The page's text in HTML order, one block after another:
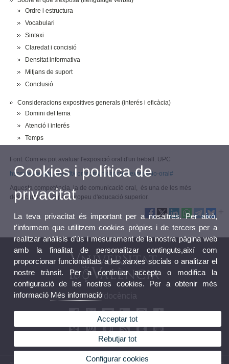
Ordre i estructura
Vocabulari
Sintaxi
Claredat i concisió
Densitat informativa
Mitjans de suport
Conclusió
Consideracions expositives generals (interés i eficàcia)
Domini del tema
Atenció i interés
Temps
Font: Com es pot avaluar l'exposició oral d'un treball. UPC
https://www.upc.edu/slt/comcomunicar/curs/expressio-oral#
Aquesta competència, la de comunicació oral, és una de les més
destacades a l'espai europeu d'educació superior.
UVdocència
Cookies i política de
privacitat
La teva privacitat és important per a nosaltres. Per això,
t'informem que utilitzem cookies pròpies i de tercers per a
realitzar anàlisis d'ús i mesurament de la nostra pàgina web
amb la finalitat de personalitzar continguts,així com
proporcionar funcionalitats a les xarxes socials o analitzar el
nostre trànsit. Per a continuar accepta o modifica la
configuració de les nostres cookies. Per a obtenir més
informació Més informació
Acceptar tot
Rebutjar tot
Configurar cookies